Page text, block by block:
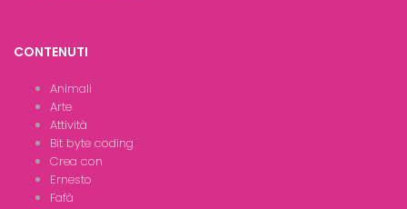
CONTENUTI
Animali
Arte
Attività
Bit byte coding
Crea con
Ernesto
Fafà